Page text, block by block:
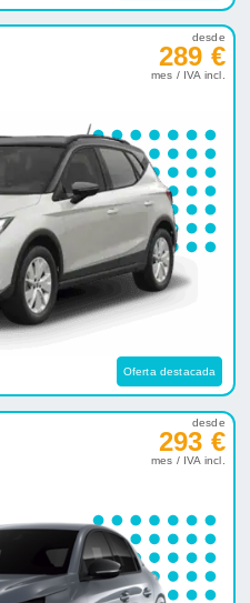
desde
289 €
mes / IVA incl.
Oferta destacada
desde
293 €
mes / IVA incl.